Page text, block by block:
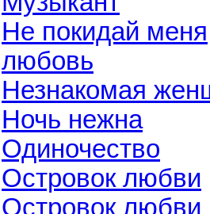
Не покидай
любовь
Незнакомая
Ночь нежна
Одиночество
Островок любви
Островок любви